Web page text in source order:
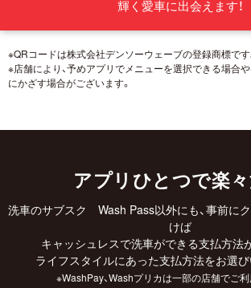
輝く愛車に出会えます！
※QRコードは株式会社デンソーウェーブの登録商標です
※店舗により、予めアプリでメニューを選択できる場合
にかざす場合がございます。
アプリひとつで楽
洗車のサブスク Wash Pass以外にも、事前に
けば
キャッシュレスで洗車ができる支払方法
ライフスタイルにあった支払方法をお選び
※WashPay、Washプリカは一部の店舗でご利